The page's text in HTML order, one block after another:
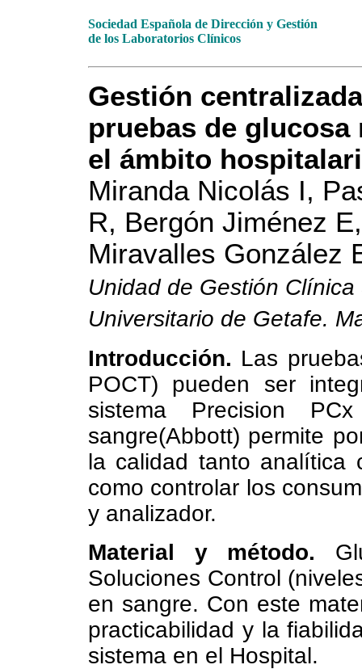
Sociedad Española de Dirección y Gestión
de los Laboratorios Clínicos
Gestión
pruebas de
el ámbito
Miranda Nicolás I,
R, Bergón Jiménez
Miravalles González
Unidad de Gestión
Universitario de Getafe.
Introducción. Las
POCT) pueden ser
sistema Precision
sangre(Abbott) permite
la calidad tanto analítica
como controlar los
y analizador.
Material y método.
Soluciones Control
en sangre. Con este
practicabilidad y la
sistema en el Hospital.